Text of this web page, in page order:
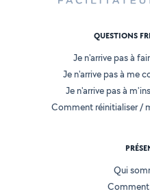
QUESTIONS
Je n'arrive pas à
Je n'arrive pas à me
Je n'arrive pas à
Comment réinitialiser /
Qui
Comment